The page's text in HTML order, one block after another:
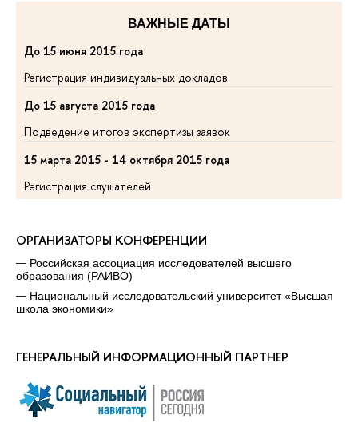
ВАЖНЫЕ ДАТЫ
До 15 июня 2015 года
Регистрация индивидуальных докладов
До 15 августа 2015 года
Подведение итогов экспертизы заявок
15 марта 2015 - 14 октября 2015 года
Регистрация слушателей
ОРГАНИЗАТОРЫ КОНФЕРЕНЦИИ
Российская ассоциация исследователей высшего
образования (РАИВО)
Национальный исследовательский университет «Высшая
школа экономики»
ГЕНЕРАЛЬНЫЙ ИНФОРМАЦИОННЫЙ ПАРТНЕР